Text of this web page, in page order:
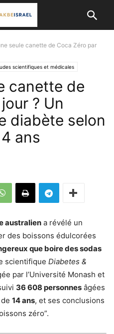
seule canette de Coca Zéro par
scientifiques et médicales
canette de
? Un
diabète selon
ans
australien a révélé un
des boissons édulcorées
que boire des sodas
scientifique Diabetes &
par l’Université Monash et
36 608 personnes âgées
14 ans, et ses conclusions
zéro”.